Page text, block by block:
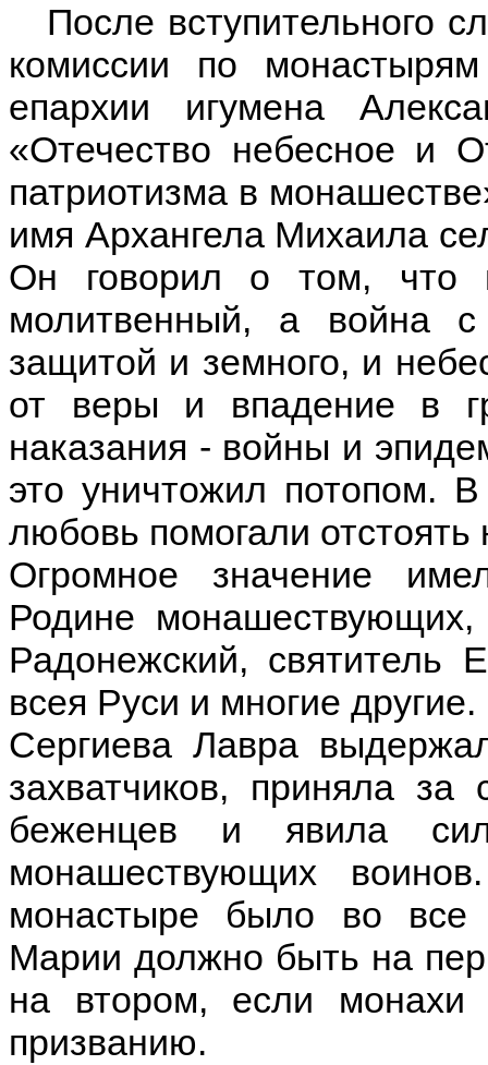
После вступительного
комиссии по
епархии игумена
«Отечество небесное и
патриотизма в
имя Архангела Михаила
Он говорил о том, что
молитвенный, а война с
защитой и земного, и
от веры и впадение в
наказания - войны и
это уничтожил потопом.
любовь помогали отстоять
Огромное значение
Родине монашествующих,
Радонежский, святитель
всея Руси и многие
Сергиева Лавра
захватчиков, приняла
беженцев и явила
монашествующих
монастыре было во все
Марии должно быть на
на втором, если монахи
призванию.